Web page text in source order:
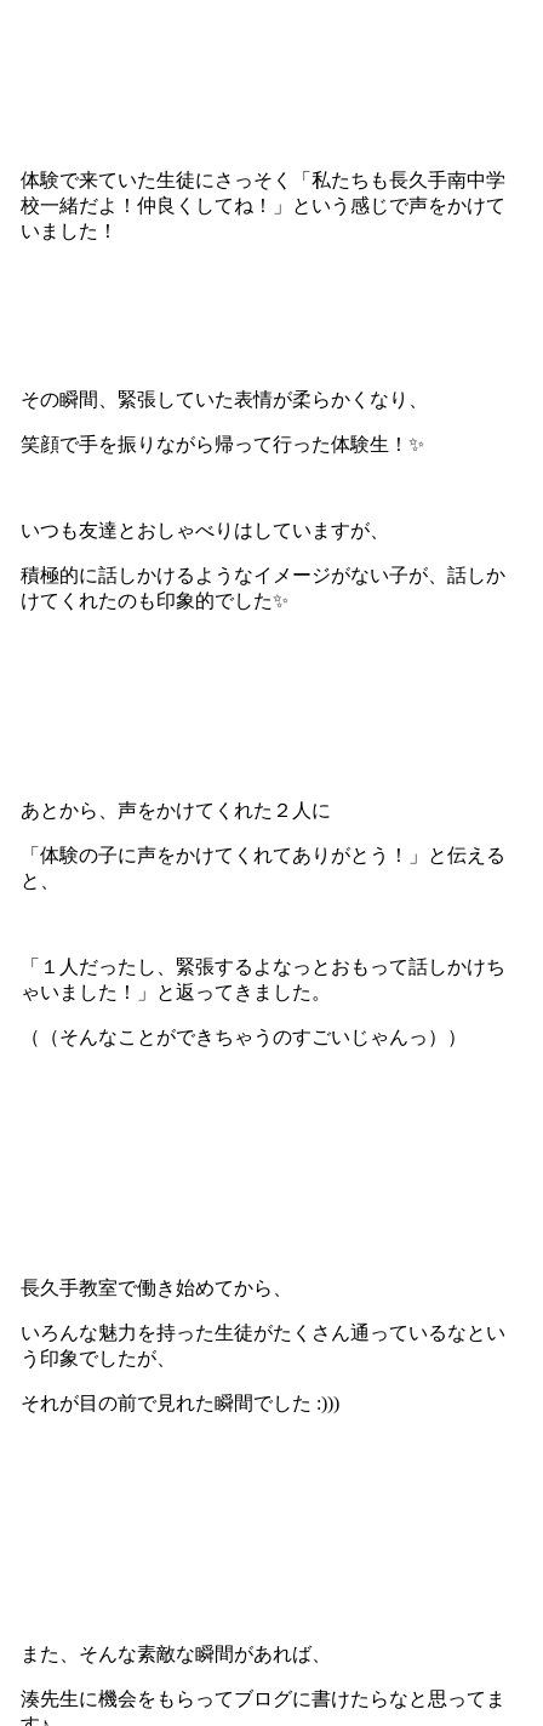
体験で来ていた生徒にさっそく「私たちも長久手南中学
校一緒だよ！仲良くしてね！」という感じで声をかけて
いました！
その瞬間、緊張していた表情が柔らかくなり、
笑顔で手を振りながら帰って行った体験生！✨
いつも友達とおしゃべりはしていますが、
積極的に話しかけるようなイメージがない子が、話しか
けてくれたのも印象的でした✨
あとから、声をかけてくれた２人に
「体験の子に声をかけてくれてありがとう！」と伝える
と、
「１人だったし、緊張するよなっとおもって話しかけち
ゃいました！」と返ってきました。
（（そんなことができちゃうのすごいじゃんっ））
長久手教室で働き始めてから、
いろんな魅力を持った生徒がたくさん通っているなとい
う印象でしたが、
それが目の前で見れた瞬間でした :)))
また、そんな素敵な瞬間があれば、
湊先生に機会をもらってブログに書けたらなと思ってま